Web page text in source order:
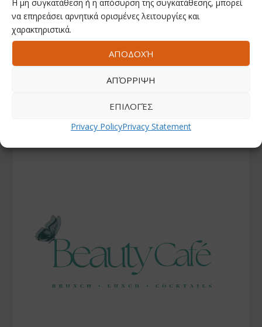
Η μη συγκατάθεση ή η απόσυρση της συγκατάθεσης, μπορεί
να επηρεάσει αρνητικά ορισμένες λειτουργίες και
χαρακτηριστικά.
ΑΠΟΔΟΧΉ
ΑΠΌΡΡΙΨΗ
ΕΠΙΛΟΓΈΣ
Privacy PolicyPrivacy Statement